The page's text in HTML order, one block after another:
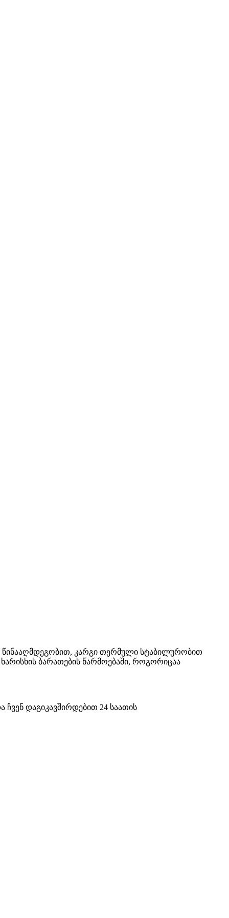
კარგი თერმული სტაბილურობით
ბარათების წარმოებაში, როგორიცაა
დაგიკავშირდებით 24 საათის